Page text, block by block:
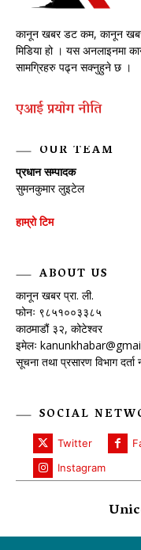
कानून खबर डट कम, कानून खबर
मिडिया हो । यस अनलाइनमा
सामग्रिहरु पढ्न सक्नुहुने छ ।
एआई प्रयाेग नीति
OUR TEAM
प्रधान सम्पादक
सुमनकुमार लुइटेल
हाम्रो टिम
ABOUT US
कानून खबर प्रा. ली.
फोनः ९८५१००३३८५
काठमाडौं ३२, कोटेश्वर
इमेलः
सूचना तथा प्रसारण विभाग
SOCIAL
Twitter
Instagram